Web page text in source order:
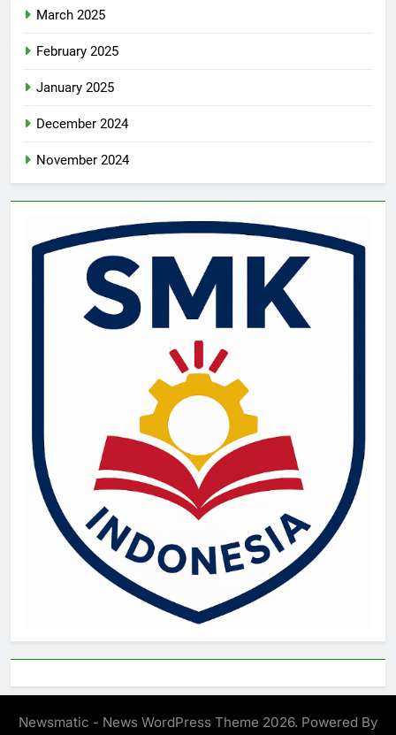
March 2025
February 2025
January 2025
December 2024
November 2024
Newsmatic - News WordPress Theme 2026. Powered By